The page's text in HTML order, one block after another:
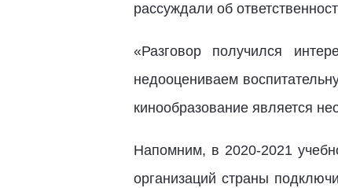
рассуждали об
«Разговор получился
недооцениваем
кинообразование является
Напомним, в 2020-2021
организаций страны